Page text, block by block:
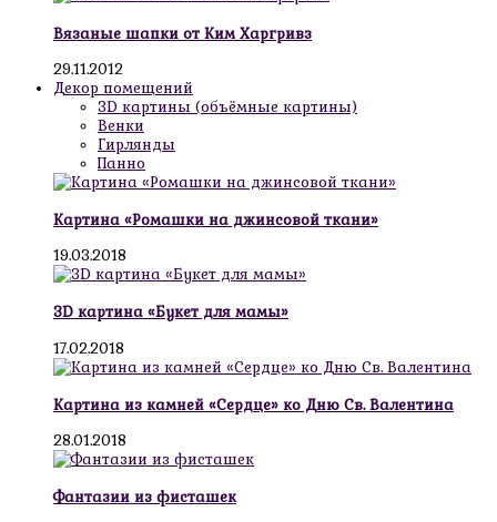
Вязаные шапки от Ким Харгривз
29.11.2012
Декор помещений
3D картины (объёмные картины)
Венки
Гирлянды
Панно
Картина «Ромашки на джинсовой ткани»
19.03.2018
3D картина «Букет для мамы»
17.02.2018
Картина из камней «Сердце» ко Дню Св. Валентина
28.01.2018
Фантазии из фисташек